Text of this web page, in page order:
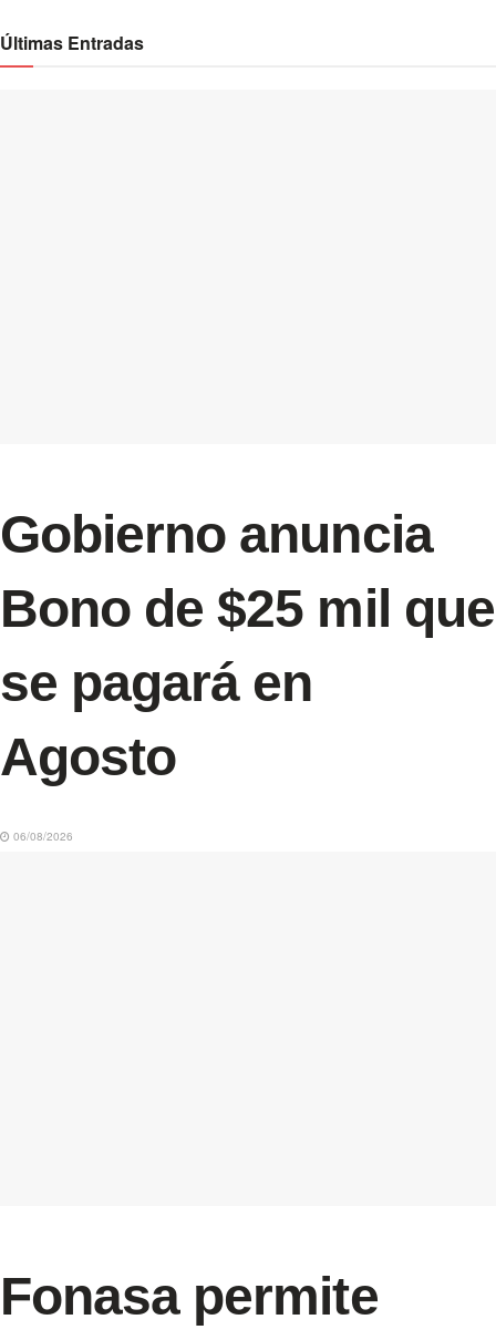
Últimas Entradas
Gobierno anuncia
Bono de $25 mil que
se pagará en
Agosto
06/08/2026
Fonasa permite